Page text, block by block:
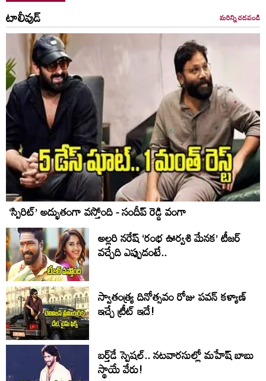
టాలీవుడ్ మరిన్ని చదవండి
‘స్పిరిట్’ అద్భుతంగా వస్తోంది - సందీప్ రెడ్డి వంగా
అల్లరి నరేష్ ‘రంభ ఊర్వశి మేనక’ టీజర్
వచ్చేది ఎప్పుడంటే..
స్వాతంత్య్ర దినోత్సవం రోజు పవన్ కళ్యాణ్
ఇచ్చే ట్రీట్ ఇదే!
బర్త్‌‌డే స్పెషల్.. నటవారసుల్లో మహేష్ బాబు
స్థాయే వేరు!